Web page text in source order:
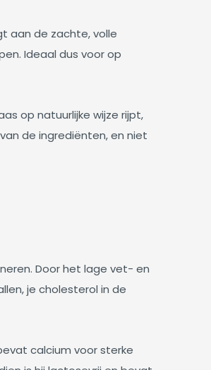
aan de zachte, volle
Ideaal dus voor op
op natuurlijke wijze rijpt,
de ingrediënten, en niet
Door het lage vet- en
je cholesterol in de
calcium voor sterke